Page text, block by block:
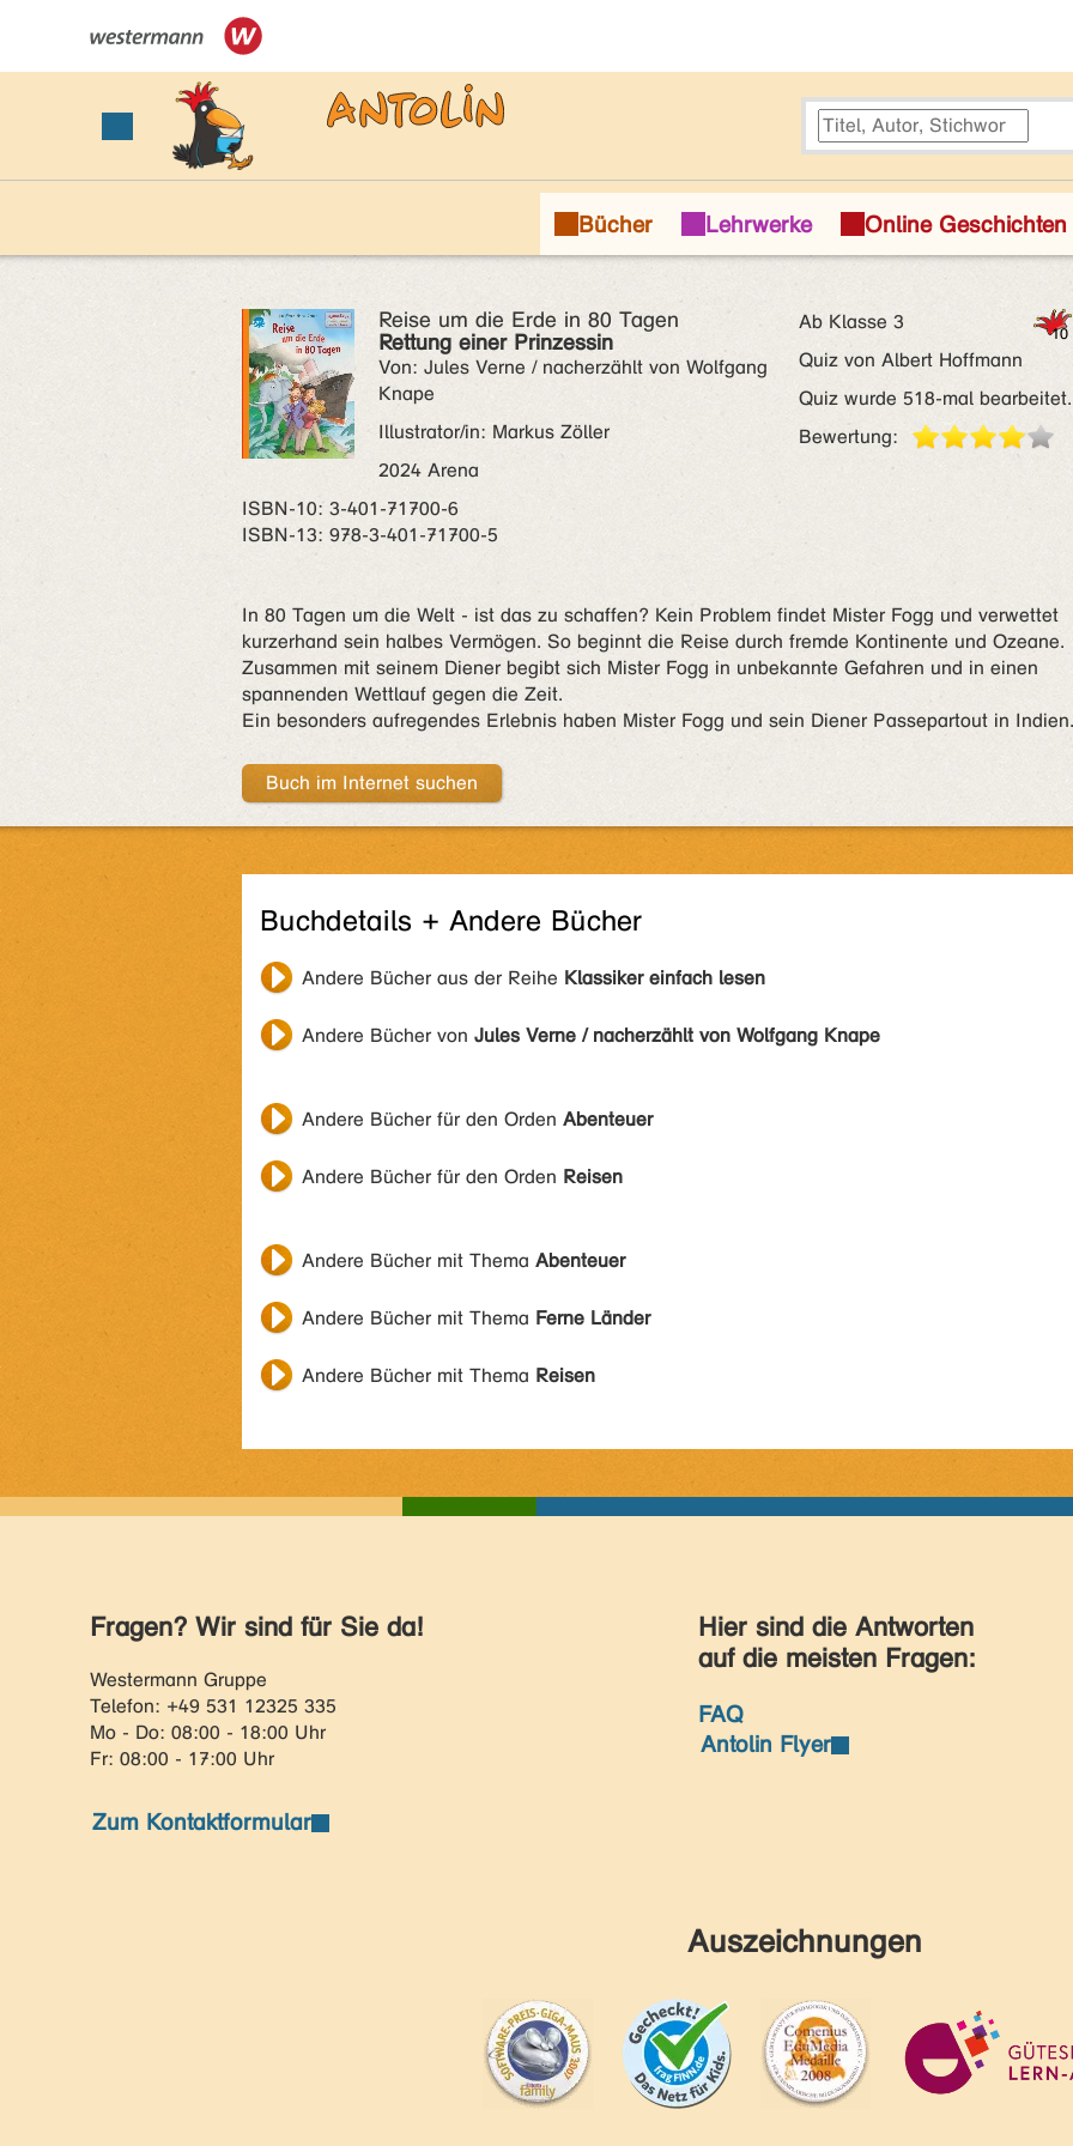
Reise um die Erde in 80 Tagen
Rettung einer Prinzessin
Von: Jules Verne / nacherzählt von Wolfgang
Knape
Illustrator/in: Markus Zöller
2024 Arena
ISBN‑10: 3-401-71700-6
ISBN‑13: 978-3-401-71700-5
Ab Klasse 3
Quiz von Albert Hoffmann
Quiz wurde 518-mal bearbeitet.
Bewertung:
In 80 Tagen um die Welt - ist das zu schaffen? Kein Problem findet Mister Fogg und verwettet
kurzerhand sein halbes Vermögen. So beginnt die Reise durch fremde Kontinente und Ozeane.
Zusammen mit seinem Diener begibt sich Mister Fogg in unbekannte Gefahren und in einen
spannenden Wettlauf gegen die Zeit.
Ein besonders aufregendes Erlebnis haben Mister Fogg und sein Diener Passepartout in Indien.
Buch im Internet suchen
Buchdetails + Andere Bücher
Andere Bücher aus der Reihe Klassiker einfach lesen
Andere Bücher von Jules Verne / nacherzählt von Wolfgang Knape
Andere Bücher für den Orden Abenteuer
Andere Bücher für den Orden Reisen
Andere Bücher mit Thema Abenteuer
Andere Bücher mit Thema Ferne Länder
Andere Bücher mit Thema Reisen